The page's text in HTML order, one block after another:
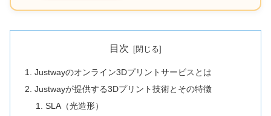
目次
Justwayのオンライン3Dプリントサービスとは
Justwayが提供する3Dプリント技術とその特徴
SLA（光造形）